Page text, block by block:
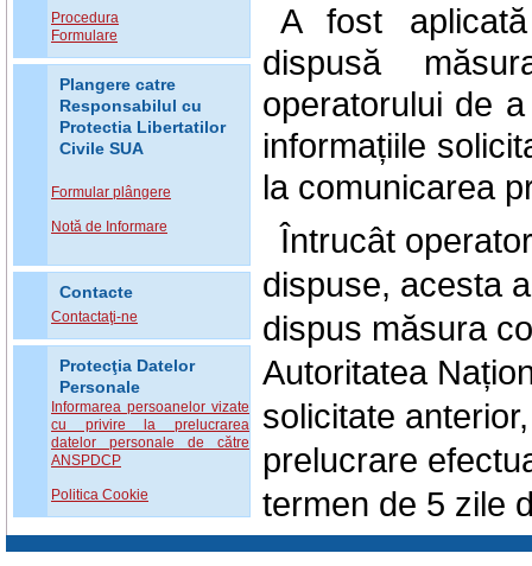
Procedura
Formulare
Plangere catre
Responsabilul cu
Protectia Libertatilor
Civile SUA
Formular plângere
Notă de Informare
Contacte
Contactaţi-ne
Protecţia Datelor
Personale
Informarea persoanelor vizate
cu privire la prelucrarea
datelor personale de către
ANSPDCP
Politica Cookie
A fost
dispusă
operatorului de
informațiile
la comunicarea
Întrucât
dispuse, acesta
dispus măsura
Autoritatea
solicitate
prelucrare
termen de 5 zile